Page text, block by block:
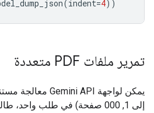
(indent=4))
تمرير ملفات PDF متعددة
إلى 1, 000 صفحة) في طلب واحد،